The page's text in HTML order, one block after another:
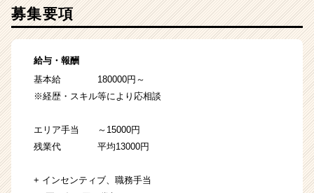
募集要項
給与・報酬
基本給 180000円～
※経歴・スキル等により応相談
エリア手当 ～15000円
残業代 平均13000円
+ インセンティブ、職務手当